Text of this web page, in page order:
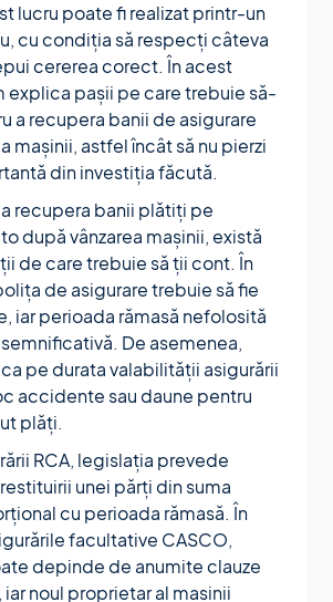
lucru poate fi realizat printr-un
cu condiția să respecți câteva
cererea corect. În acest
explica pașii pe care trebuie să-
a recupera banii de asigurare
mașinii, astfel încât să nu pierzi
din investiția făcută.
recupera banii plătiți pe
după vânzarea mașinii, există
de care trebuie să ții cont. În
de asigurare trebuie să fie
iar perioada rămasă nefolosită
De asemenea,
pe durata valabilității asigurării
accidente sau daune pentru
plăți.
RCA, legislația prevede
unei părți din suma
cu perioada rămasă. În
facultative CASCO,
depinde de anumite clauze
noul proprietar al mașinii